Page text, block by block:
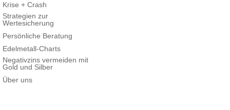
Krise + Crash
Strategien zur
Wertesicherung
Persönliche Beratung
Edelmetall-Charts
Negativzins vermeiden mit
Gold und Silber
Über uns